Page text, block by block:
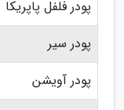
پودر فلفل پاپریکا
پودر سیر
پودر آویشن